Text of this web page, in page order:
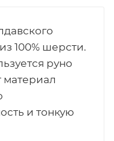
100% шерсти.
руно
материал
и тонкую